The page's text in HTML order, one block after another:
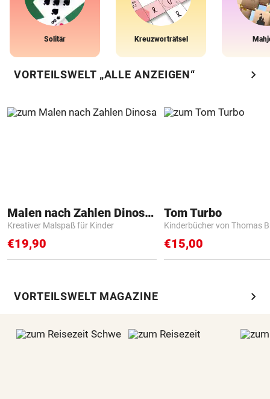
Solitär Kreuzworträtsel
VORTEILSWELT „ALLE ANZEIGEN“ chevron_right
Malen nach Zahlen Dinosaurier
Kreativer Malspaß für Kinder
€19,90
Tom Turbo
Kinderbücher von Thomas
€15,00
VORTEILSWELT MAGAZINE chevron_right